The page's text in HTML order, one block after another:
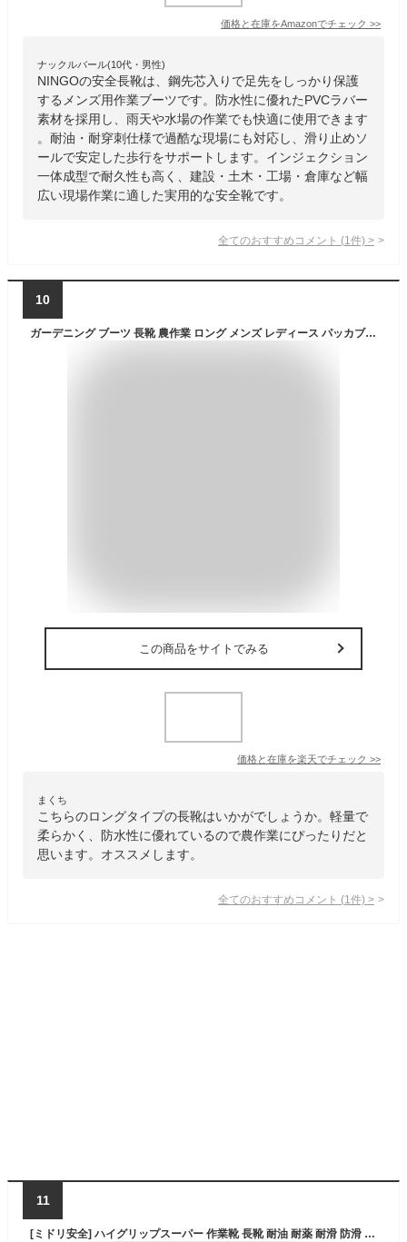
価格と在庫をAmazonでチェック >>
ナックルバール(10代・男性)
NINGOの安全長靴は、鋼先芯入りで足先をしっかり保護
するメンズ用作業ブーツです。防水性に優れたPVCラバー
素材を採用し、雨天や水場の作業でも快適に使用できます
。耐油・耐穿刺仕様で過酷な現場にも対応し、滑り止めソ
ールで安定した歩行をサポートします。インジェクション
一体成型で耐久性も高く、建設・土木・工場・倉庫など幅
広い現場作業に適した実用的な安全靴です。
全てのおすすめコメント (1 件) >
10
ガーデニング ブーツ 長靴 農作業 ロング メンズ レディース パッカブル レインブーツ 柔らかい レインシューズ オカモト アウトドア ファームブーツ キャンプブーツ 防水ブーツ US.RUBBER RM-4302
この商品をサイトでみる
価格と在庫を楽天でチェック >>
まくち
こちらのロングタイプの長靴はいかがでしょうか。軽量で
柔らかく、防水性に優れているので農作業にぴったりだと
思います。オススメします。
全てのおすすめコメント (1 件) >
11
[ミドリ安全] ハイグリップスーパー 作業靴 長靴 耐油 耐薬 耐滑 防滑 NHG2000 スーパー ブラック 26.0 cm